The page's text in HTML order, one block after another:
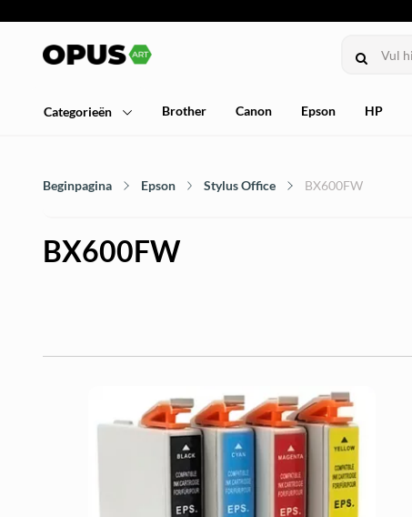
Categorieën Brother Canon Epson HP
Beginpagina Epson Stylus Office BX600FW
BX600FW